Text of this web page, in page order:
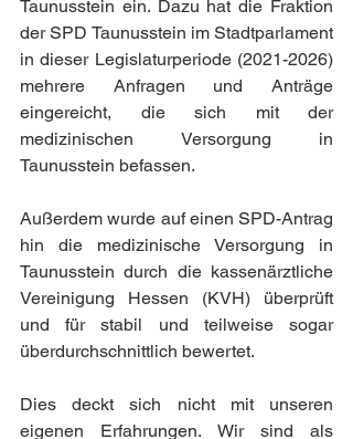
Taunusstein ein. Dazu hat die Fraktion
der SPD Taunusstein im Stadtparlament
in dieser Legislaturperiode (2021-2026)
mehrere Anfragen und Anträge
eingereicht, die sich mit der
medizinischen Versorgung in
Taunusstein befassen.
Außerdem wurde auf einen SPD-Antrag
hin die medizinische Versorgung in
Taunusstein durch die kassenärztliche
Vereinigung Hessen (KVH) überprüft
und für stabil und teilweise sogar
überdurchschnittlich bewertet.
Dies deckt sich nicht mit unseren
eigenen Erfahrungen. Wir sind als